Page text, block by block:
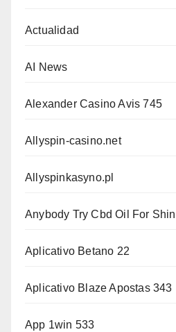
Actualidad
AI News
Alexander Casino Avis 745
Allyspin-casino.net
Allyspinkasyno.pl
Anybody Try Cbd Oil For
Aplicativo Betano 22
Aplicativo Blaze Apostas 343
App 1win 533